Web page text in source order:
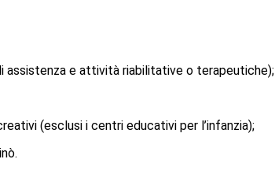
assistenza e attività riabilitative o terapeutiche);
(esclusi i centri educativi per l’infanzia);